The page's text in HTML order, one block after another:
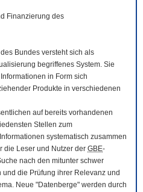
Finanzierung des
Bundes versteht sich als
begriffenes System. Sie
in Form sich
Produkte in verschiedenen
auf bereits vorhandenen
Stellen zum
systematisch zusammen
die Leser und Nutzer der GBE-
nach den mitunter schwer
die Prüfung ihrer Relevanz und
Neue "Datenberge" werden durch